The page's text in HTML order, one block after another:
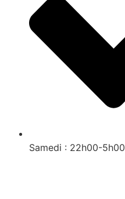
Samedi : 22h00-5h00